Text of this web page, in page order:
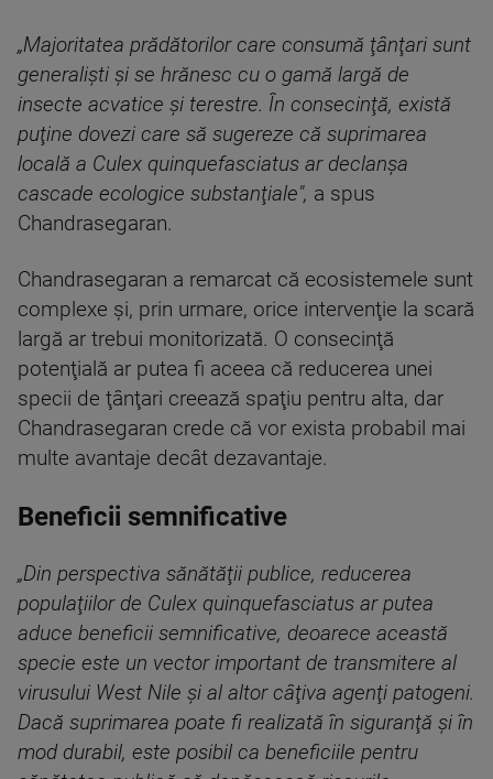
„Majoritatea prădătorilor care consumă ţânţari sunt
generalişti şi se hrănesc cu o gamă largă de
insecte acvatice şi terestre. În consecinţă, există
puţine dovezi care să sugereze că suprimarea
locală a Culex quinquefasciatus ar declanşa
cascade ecologice substanţiale", a spus
Chandrasegaran.
Chandrasegaran a remarcat că ecosistemele sunt
complexe şi, prin urmare, orice intervenţie la scară
largă ar trebui monitorizată. O consecinţă
potenţială ar putea fi aceea că reducerea unei
specii de ţânţari creează spaţiu pentru alta, dar
Chandrasegaran crede că vor exista probabil mai
multe avantaje decât dezavantaje.
Beneficii semnificative
„Din perspectiva sănătăţii publice, reducerea
populaţiilor de Culex quinquefasciatus ar putea
aduce beneficii semnificative, deoarece această
specie este un vector important de transmitere al
virusului West Nile şi al altor câţiva agenţi patogeni.
Dacă suprimarea poate fi realizată în siguranţă şi în
mod durabil, este posibil ca beneficiile pentru